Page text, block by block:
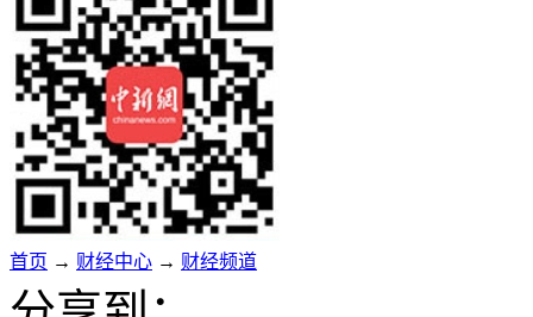
首页 → 财经中心 → 财经频道